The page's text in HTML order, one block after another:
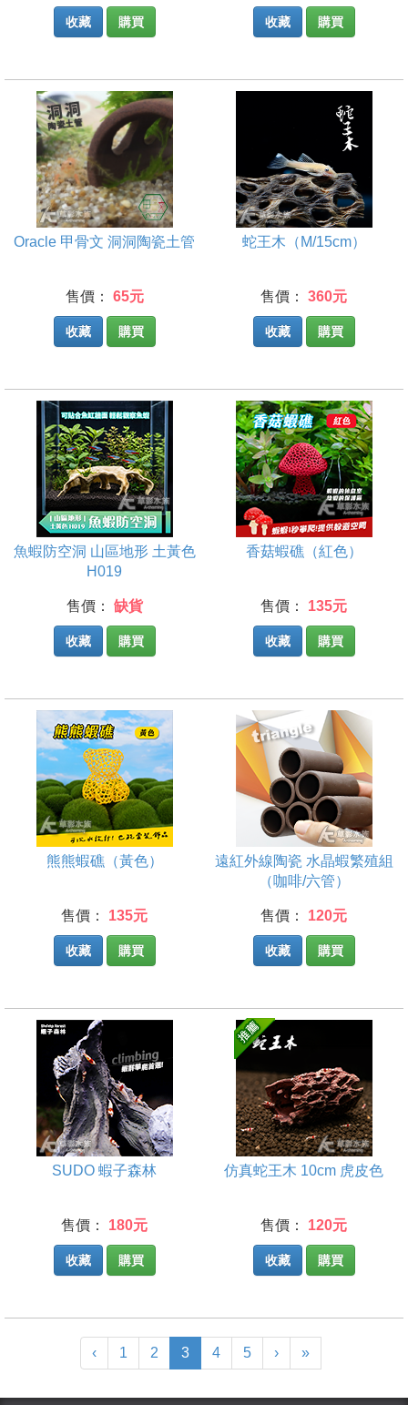
收藏 購買 收藏 購買
Oracle 甲骨文 洞洞陶瓷土管
售價： 65元
收藏 購買
蛇王木（M/15cm）
售價： 360元
收藏 購買
魚蝦防空洞 山區地形 土黃色
H019
售價： 缺貨
收藏 購買
香菇蝦礁（紅色）
售價： 135元
收藏 購買
熊熊蝦礁（黃色）
售價： 135元
收藏 購買
遠紅外線陶瓷 水晶蝦繁殖組
（咖啡/六管）
售價： 120元
收藏 購買
SUDO 蝦子森林
售價： 180元
收藏 購買
仿真蛇王木 10cm 虎皮色
售價： 120元
收藏 購買
‹ 1 2 3(current)
4 5 › »